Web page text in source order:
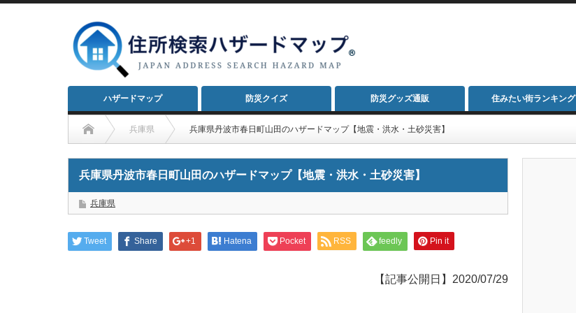
ハザードマップ 防災クイズ 防災グッズ通販 住みたい街ランキング
兵庫県 兵庫県丹波市春日町山田のハザードマップ【地震・洪水・土砂災害】
兵庫県丹波市春日町山田のハザードマップ【地震・洪水・土砂災害】
兵庫県
Tweet Share +1 Hatena Pocket RSS feedly Pin it
【記事公開日】2020/07/29